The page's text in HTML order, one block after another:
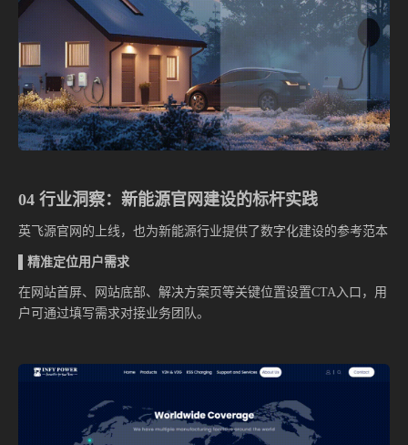
04 行业洞察：新能源官网建设的标杆实践
英飞源官网的上线，也为新能源行业提供了数字化建设的参考范本
▌精准定位用户需求
在网站首屏、网站底部、解决方案页等关键位置设置CTA入口，用
户可通过填写需求对接业务团队。